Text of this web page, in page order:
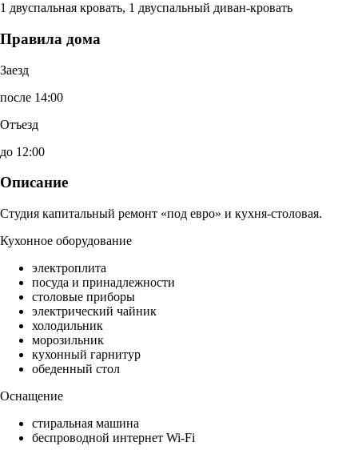
1 двуспальная кровать, 1 двуспальный диван-кровать
Правила дома
Заезд
после 14:00
Отъезд
до 12:00
Описание
Студия капитальный ремонт «под евро» и кухня-столовая.
Кухонное оборудование
электроплита
посуда и принадлежности
столовые приборы
электрический чайник
холодильник
морозильник
кухонный гарнитур
обеденный стол
Оснащение
стиральная машина
беспроводной интернет Wi-Fi